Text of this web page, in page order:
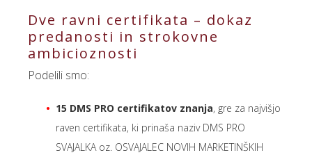
Dve ravni certifikata – dokaz
predanosti in strokovne
ambicioznosti
Podelili smo:
15 DMS PRO certifikatov znanja, gre za najvišjo
raven certifikata, ki prinaša naziv DMS PRO
SVAJALKA oz. OSVAJALEC NOVIH MARKETINŠKIH